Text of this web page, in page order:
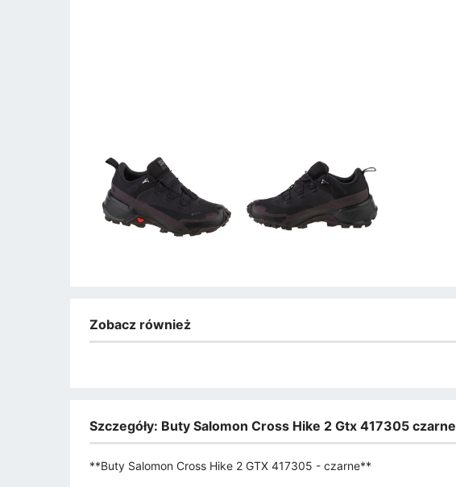
Zobacz również
Szczegóły: Buty Salomon Cross Hike 2 Gtx 417305 czarne
**Buty Salomon Cross Hike 2 GTX 417305 - czarne**